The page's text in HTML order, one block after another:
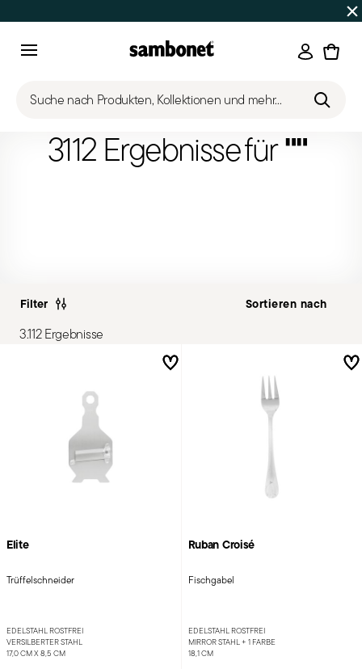
Bis zu 50% Rabatt auf ausgewählte
Suche nach Produkten, Kollektionen und mehr...
3112 Ergebnisse für""
Filter
3.112 Ergebnisse
Elite
Trüffelschneider
EDELSTAHL ROSTFREI
VERSILBERTER STAHL
17,0 CM X 8,5 CM
Ruban Croisé
Fischgabel
EDELSTAHL ROSTFREI
MIRROR STAHL + 1 FARBE
18,1 CM